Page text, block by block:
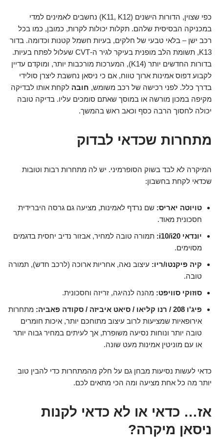
כפי שצוין, הדורות הישנים (K11, K12) נחשבים לאמינים למדי
במכניקה הבסיסית שלהם. תקלות יכולות לקרות, כמובן, כמו בכל
רכב ישן – בלאי טבעי של חלקים, בעיות חשמל קטנות וכדומה. בדור
K13, תשומת הלב מופנית בעיקר לגיר ה-CVT שעלול לפתח בעיות.
בדורות החדשים יותר (K14), המערכות מורכבות יותר, ומוקדם עדיין
לקבוע דפוס אמינות ארוך טווח, אם כי ניסאן נחשבת ליצרן סולידי
בדרך כלל. לפני רכישה של רכב משומש, חובה לקחת אותו לבדיקה
מקיפה במכון מורשה או במוסך שאתם סומכים עליו. בדיקה טובה
יכולה לחסוך הרבה כסף וכאב ראש בהמשך.
מתחרות שכדאי לבדוק
המיקרה לא לבד בשוק הסופרמיני. יש לה מתחרות רבות וטובות
שכדאי לקחת בחשבון:
טויוטה יאריס: שם נרדף לאמינות, מציעה גם גרסה היברידית
חסכונית מאוד.
יונדאי i10/i20:
תמורה טובה למחיר, אבזור נדיב יחסית בדגמים
מסוימים.
קיה פיקנטו/ריו: עיצוב נאה, אחריות ארוכה (לרכב חדש), תמורה
טובה.
סוזוקי סוויפט: מהנה לנהיגה, זריזה וחסכונית.
פיג'ו 208 / רנו קליאו / סיאט איביזה / סקודה פאביה:
מתחרות
אירופאיות שמציעות לרוב עיצוב מתוחכם יותר, איכות חומרים
טובה יותר ונוחות נסיעה משופרת, אך לעיתים במחיר גבוה יותר
או עם מוניטין אמינות מעט שונה.
כדאי לעשות נסיעות מבחן גם על חלק מהמתחרות כדי להבין טוב
יותר מה כל אחת מציעה ומה הכי מתאים לכם.
אז… כדאי או לא כדאי לקנות
ניסאן מיקרה?